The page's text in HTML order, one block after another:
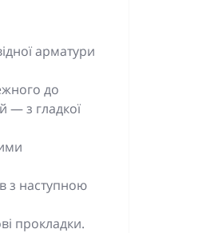
арматури
до
— з гладкої
з наступною
прокладки.